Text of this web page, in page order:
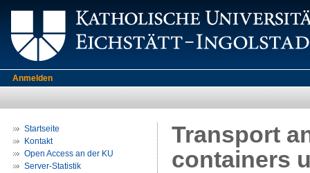
Anmelden
Startseite
Kontakt
Open Access an der KU
Server-Statistik
Transport
containers